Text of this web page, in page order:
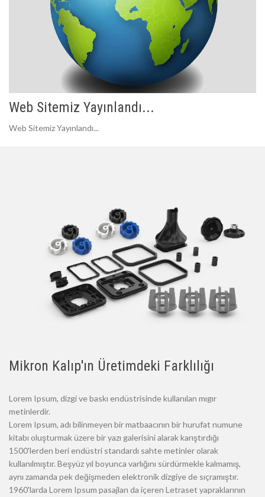
Web Sitemiz Yayınlandı...
Web Sitemiz Yayınlandı...
Mikron Kalıp'ın Üretimdeki Farklılığı
Lorem Ipsum, dizgi ve baskı endüstrisinde kullanılan mıgır
metinlerdir.
Lorem Ipsum, adı bilinmeyen bir matbaacının bir hurufat numune
kitabı oluşturmak üzere bir yazı galerisini alarak karıştırdığı
1500'lerden beri endüstri standardı sahte metinler olarak
kullanılmıştır. Beşyüz yıl boyunca varlığını sürdürmekle kalmamış,
aynı zamanda pek değişmeden elektronik dizgiye de sıçramıştır.
1960'larda Lorem Ipsum pasajları da içeren Letraset yapraklarının